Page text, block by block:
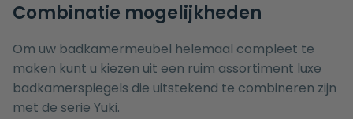
Combinatie mogelijkheden
Om uw badkamermeubel helemaal compleet te
maken kunt u kiezen uit een ruim assortiment luxe
badkamerspiegels die uitstekend te combineren zijn
met de serie Yuki.